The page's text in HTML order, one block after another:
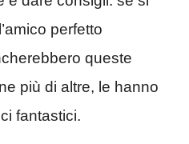
perfetto
queste
più di altre, le hanno
fantastici.